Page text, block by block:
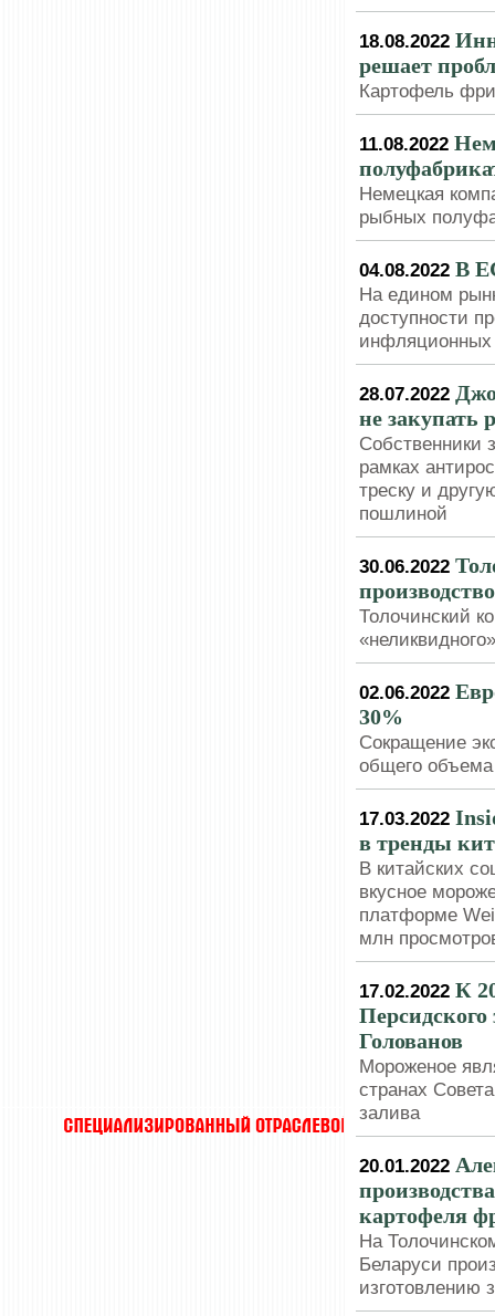
18.08.2022
решает
Картофель
11.08.2022
Немецкая
рыбных
04.08.2022 В
На едином
доступности
инфляционных
28.07.2022
не закупать
Собственники
рамках
треску и
пошлиной
30.06.2022
Толочинский
02.06.2022
30%
Сокращение
общего
17.03.2022
в тренды
В китайских
вкусное
платформе
млн
17.02.2022 К
Персидского
Голованов
Мороженое
странах
залива
20.01.2022
картофеля
На
Беларуси
изготовлению